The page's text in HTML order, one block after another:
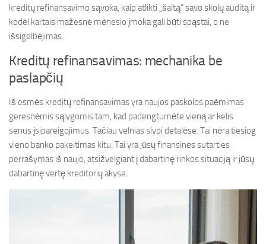
kreditų refinansavimo sąvoka, kaip atlikti „šaltą“ savo skolų auditą ir
kodėl kartais mažesnė mėnesio įmoka gali būti spąstai, o ne
išsigelbėjimas.
Kreditų refinansavimas: mechanika be
paslapčių
Iš esmės kreditų refinansavimas yra naujos paskolos paėmimas
geresnėmis sąlygomis tam, kad padengtumėte vieną ar kelis
senus įsipareigojimus. Tačiau velnias slypi detalėse. Tai nėra tiesiog
vieno banko pakeitimas kitu. Tai yra jūsų finansinės sutarties
perrašymas iš naujo, atsižvelgiant į dabartinę rinkos situaciją ir jūsų
dabartinę vertę kreditorių akyse.